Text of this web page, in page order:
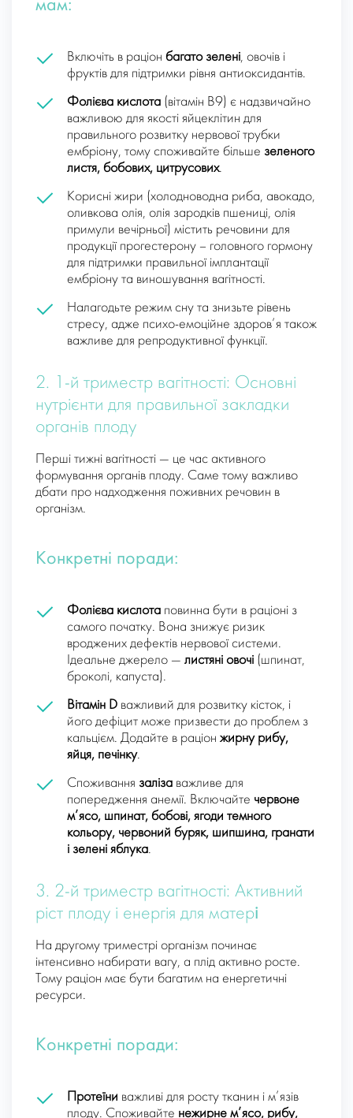
мам:
Включіть в раціон багато зелені, овочів і
фруктів для підтримки рівня антиоксидантів.
Фолієва кислота (вітамін B9) є надзвичайно
важливою для якості яйцеклітин для
правильного розвитку нервової трубки
ембріону, тому споживайте більше зеленого
листя, бобових, цитрусових.
Корисні жири (холодноводна риба, авокадо,
оливкова олія, олія зародків пшениці, олія
примули вечірньої) містить речовини для
продукції прогестерону – головного гормону
для підтримки правильної імплантації
ембріону та виношування вагітності.
Налагодьте режим сну та знизьте рівень
стресу, адже психо-емоційне здоров’я також
важливе для репродуктивної функції.
2. 1-й триместр вагітності: Основні
нутрієнти для правильної закладки
органів плоду
Перші тижні вагітності — це час активного
формування органів плоду. Саме тому важливо
дбати про надходження поживних речовин в
організм.
Конкретні поради:
Фолієва кислота повинна бути в раціоні з
самого початку. Вона знижує ризик
вроджених дефектів нервової системи.
Ідеальне джерело — листяні овочі (шпинат,
броколі, капуста).
Вітамін D важливий для розвитку кісток, і
його дефіцит може призвести до проблем з
кальцієм. Додайте в раціон жирну рибу,
яйця, печінку.
Споживання заліза важливе для
попередження анемії. Включайте червоне
м’ясо, шпинат, бобові, ягоди темного
кольору, червоний буряк, шипшина, гранати
і зелені яблука.
3. 2-й триместр вагітності: Активний
ріст плоду і енергія для матері
На другому триместрі організм починає
інтенсивно набирати вагу, а плід активно росте.
Тому раціон має бути багатим на енергетичні
ресурси.
Конкретні поради:
Протеїни важливі для росту тканин і м’язів
плоду. Споживайте нежирне м’ясо, рибу,